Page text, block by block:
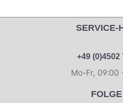
SERVICE-
+49 (0)4502
Mo-Fr, 09:00